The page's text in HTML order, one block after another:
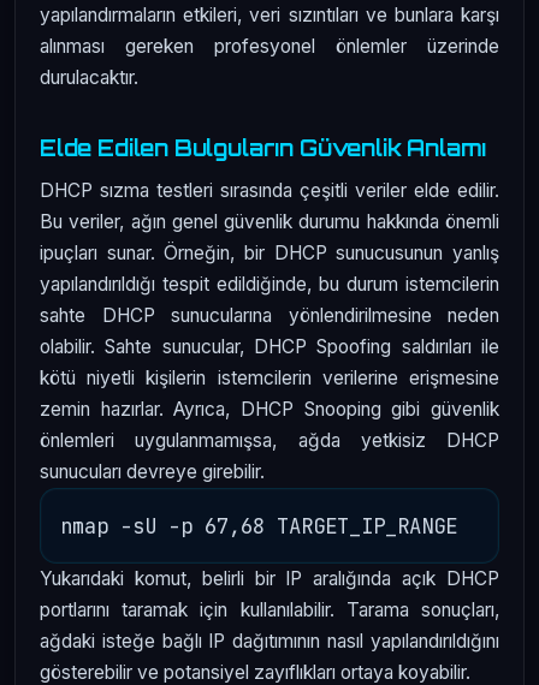
yapılandırmaların etkileri, veri sızıntıları ve bunlara karşı
alınması gereken profesyonel önlemler üzerinde
durulacaktır.
Elde Edilen Bulguların Güvenlik Anlamı
DHCP sızma testleri sırasında çeşitli veriler elde edilir.
Bu veriler, ağın genel güvenlik durumu hakkında önemli
ipuçları sunar. Örneğin, bir DHCP sunucusunun yanlış
yapılandırıldığı tespit edildiğinde, bu durum istemcilerin
sahte DHCP sunucularına yönlendirilmesine neden
olabilir. Sahte sunucular, DHCP Spoofing saldırıları ile
kötü niyetli kişilerin istemcilerin verilerine erişmesine
zemin hazırlar. Ayrıca, DHCP Snooping gibi güvenlik
önlemleri uygulanmamışsa, ağda yetkisiz DHCP
sunucuları devreye girebilir.
Yukarıdaki komut, belirli bir IP aralığında açık DHCP
portlarını taramak için kullanılabilir. Tarama sonuçları,
ağdaki isteğe bağlı IP dağıtımının nasıl yapılandırıldığını
gösterebilir ve potansiyel zayıflıkları ortaya koyabilir.